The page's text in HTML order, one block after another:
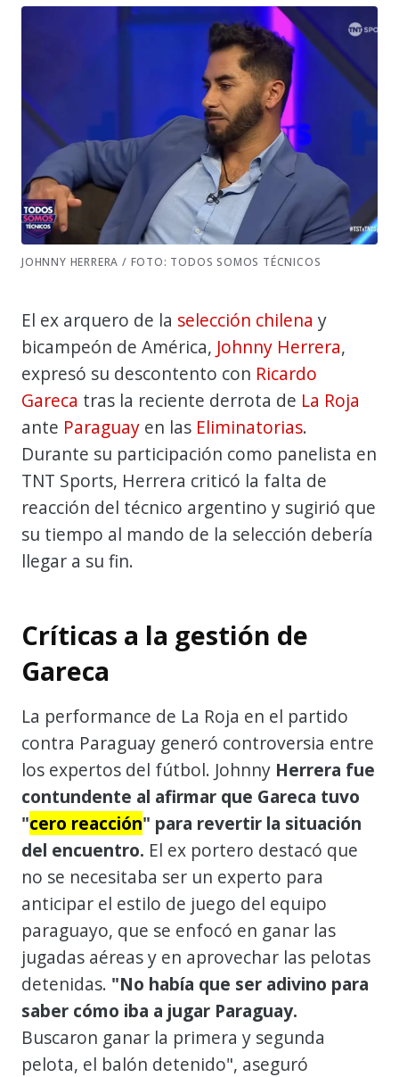
JOHNNY HERRERA / FOTO: TODOS SOMOS TÉCNICOS
El ex arquero de la selección chilena y
bicampeón de América, Johnny Herrera,
expresó su descontento con Ricardo
Gareca tras la reciente derrota de La Roja
ante Paraguay en las Eliminatorias.
Durante su participación como panelista en
TNT Sports, Herrera criticó la falta de
reacción del técnico argentino y sugirió que
su tiempo al mando de la selección debería
llegar a su fin.
Críticas a la gestión de
Gareca
La performance de La Roja en el partido
contra Paraguay generó controversia entre
los expertos del fútbol. Johnny Herrera fue
contundente al afirmar que Gareca tuvo
"cero reacción" para revertir la situación
del encuentro. El ex portero destacó que
no se necesitaba ser un experto para
anticipar el estilo de juego del equipo
paraguayo, que se enfocó en ganar las
jugadas aéreas y en aprovechar las pelotas
detenidas. "No había que ser adivino para
saber cómo iba a jugar Paraguay.
Buscaron ganar la primera y segunda
pelota, el balón detenido", aseguró